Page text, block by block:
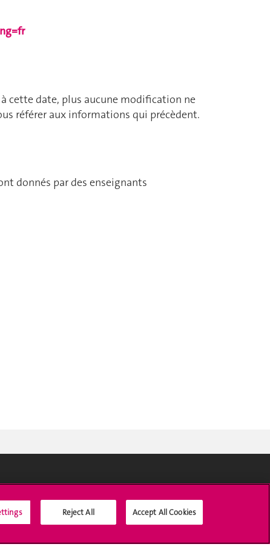
cette date, plus aucune modification ne
référer aux informations qui précèdent.
donnés par des enseignants
Reject All Accept All Cookies